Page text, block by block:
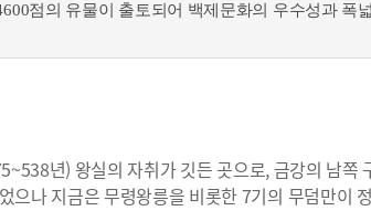
점의 유물이 출토되어 백제문화의 우수성과 폭
년) 왕실의 자취가 깃든 곳으로, 금강의 남쪽
으나 지금은 무령왕릉을 비롯한 7기의 무덤만이